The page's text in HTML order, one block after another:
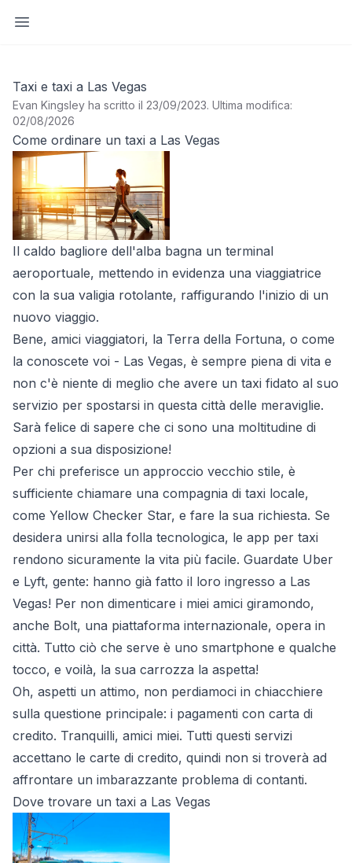
Apri barra laterale
Taxi e taxi a Las Vegas
Evan Kingsley ha scritto il 23/09/2023. Ultima modifica:
02/08/2026
Come ordinare un taxi a Las Vegas
Il caldo bagliore dell'alba bagna un terminal
aeroportuale, mettendo in evidenza una viaggiatrice
con la sua valigia rotolante, raffigurando l'inizio di un
nuovo viaggio.
Bene, amici viaggiatori, la Terra della Fortuna, o come
la conoscete voi - Las Vegas, è sempre piena di vita e
non c'è niente di meglio che avere un taxi fidato al suo
servizio per spostarsi in questa città delle meraviglie.
Sarà felice di sapere che ci sono una moltitudine di
opzioni a sua disposizione!
Per chi preferisce un approccio vecchio stile, è
sufficiente chiamare una compagnia di taxi locale,
come Yellow Checker Star, e fare la sua richiesta. Se
desidera unirsi alla folla tecnologica, le app per taxi
rendono sicuramente la vita più facile. Guardate Uber
e Lyft, gente: hanno già fatto il loro ingresso a Las
Vegas! Per non dimenticare i miei amici giramondo,
anche Bolt, una piattaforma internazionale, opera in
città. Tutto ciò che serve è uno smartphone e qualche
tocco, e voilà, la sua carrozza la aspetta!
Oh, aspetti un attimo, non perdiamoci in chiacchiere
sulla questione principale: i pagamenti con carta di
credito. Tranquilli, amici miei. Tutti questi servizi
accettano le carte di credito, quindi non si troverà ad
affrontare un imbarazzante problema di contanti.
Dove trovare un taxi a Las Vegas